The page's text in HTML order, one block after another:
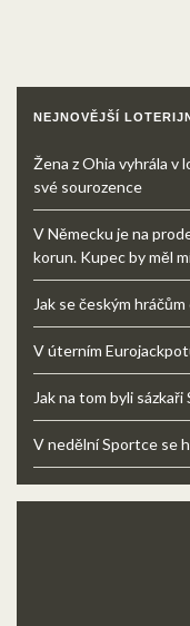
NEJNOVĚJŠÍ
Žena z Ohia vyhrála v
své sourozence
V Německu je na
korun. Kupec by měl
Jak se českým
V úterním
Jak na tom byli
V nedělní Sportce se